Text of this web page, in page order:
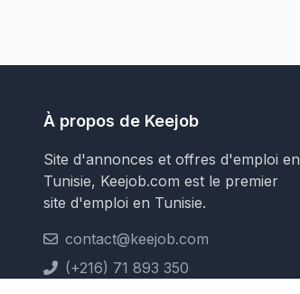
À propos de Keejob
Site d'annonces et offres d'emploi en
Tunisie, Keejob.com est le premier
site d'emploi en Tunisie.
contact@keejob.com
(+216) 71 893 350